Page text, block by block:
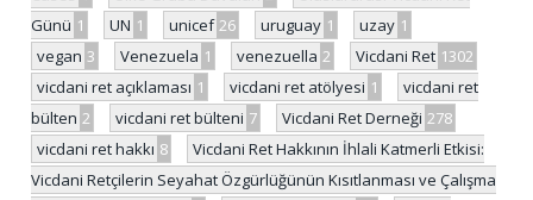
Günü 1 UN 1 unicef 26 uruguay 1 uzay 1
vegan 3 Venezuela 1 venezuella 2 Vicdani Ret 1302
vicdani ret açıklaması 1 vicdani ret atölyesi 1
vicdani ret
bülten 2 vicdani ret bülteni 7 Vicdani Ret Derneği 278
vicdani ret hakkı 8
Vicdani Ret Hakkının İhlali Katmerli Etkisi:
Vicdani Retçilerin Seyahat Özgürlüğünün Kısıtlanması ve Çalışma